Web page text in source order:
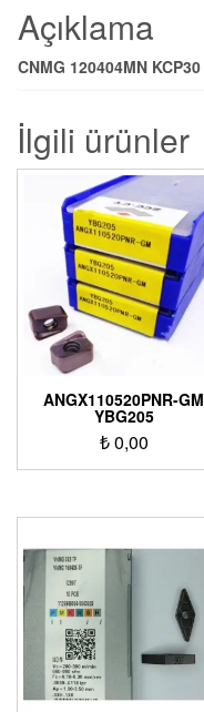
Açıklama
CNMG 120404MN KCP30
İlgili ürünler
ANGX110520PNR-GM
YBG205
₺0,00